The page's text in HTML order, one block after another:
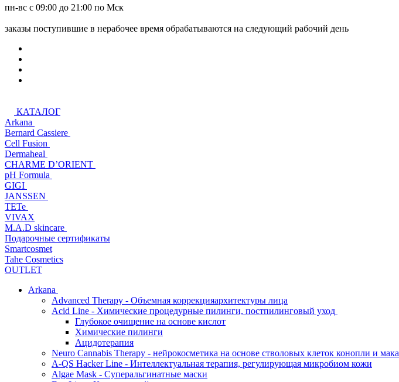
пн-вс с 09:00 до 21:00 по Мск
заказы поступившие в нерабочее время обрабатываются на следующий рабочий день
КАТАЛОГ
Arkana
Bernard Cassiere
Cell Fusion
Dermaheal
CHARME D’ORIENT
pH Formula
GIGI
JANSSEN
TETe
VIVAX
M.A.D skincare
Подарочные сертификаты
Smartcosmet
Tahe Cosmetics
OUTLET
Arkana
Advanced Therapy - Объемная коррекцияархитектуры лица
Acid Line - Химические процедурные пилинги, постпилинговый уход
Глубокое очищение на основе кислот
Химические пилинги
Ацидотерапия
Neuro Cannabis Therapy - нейрокосметика на основе стволовых клеток конопли и мака
A-QS Hacker Line - Интеллектуальная терапия, регулирующая микробиом кожи
Algae Mask - Суперальгинатные маски